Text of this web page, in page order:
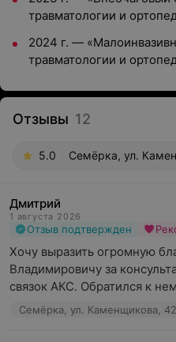
травматологии и
2024 г. —
травматологии и
Отзывы 12
5.0 Семёрка, ул.
Дмитрий
1 августа 2026
Отзыв подтвержден
Хочу выразить огромную
Владимировичу за
связок АКС. Обратился к
Семёрка, ул. Каменщикова,